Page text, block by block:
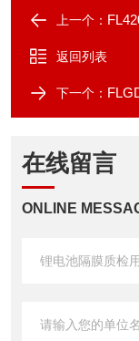
上一个：
返回列表
下一个：
在线留言
ONLINE